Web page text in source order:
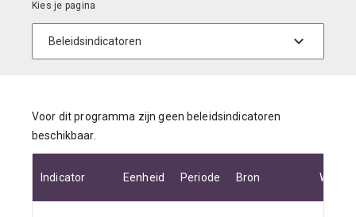
Voor dit programma zijn geen beleidsindicatoren
beschikbaar.
Indicator Eenheid Periode Bron